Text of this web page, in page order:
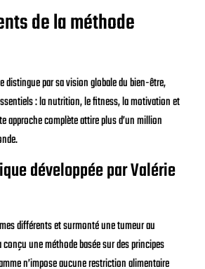
de la méthode
distingue par sa vision globale du bien-être,
: la nutrition, le fitness, la motivation et
approche complète attire plus d’un million
développée par Valérie
différents et surmonté une tumeur au
une méthode basée sur des principes
n’impose aucune restriction alimentaire